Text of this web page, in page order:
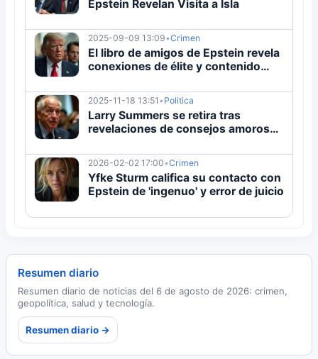
Epstein Revelan Visita a Isla
2025-09-09 13:09•Crimen
El libro de amigos de Epstein revela
conexiones de élite y contenido
2025-11-18 13:51 • Politica
Larry Summers se retira tras
revelaciones de consejos amorosos
2026-02-02 17:00•Crimen
Yfke Sturm califica su contacto con
Epstein de 'ingenuo' y error de juicio
Resumen diario
Resumen diario de noticias del 6 de agosto de 2026: crimen,
geopolítica, salud y tecnología.
Resumen diario →